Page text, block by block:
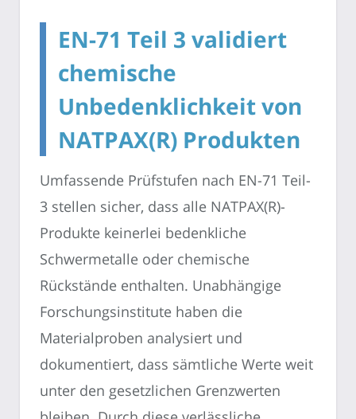
EN-71 Teil 3 validiert
chemische
Unbedenklichkeit von
NATPAX(R) Produkten
Umfassende Prüfstufen nach EN-71 Teil-
3 stellen sicher, dass alle NATPAX(R)-
Produkte keinerlei bedenkliche
Schwermetalle oder chemische
Rückstände enthalten. Unabhängige
Forschungsinstitute haben die
Materialproben analysiert und
dokumentiert, dass sämtliche Werte weit
unter den gesetzlichen Grenzwerten